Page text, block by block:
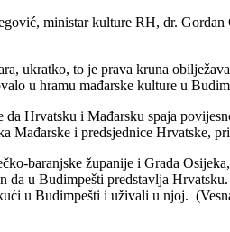
ministar kulture RH, dr.
ukratko, to je prava kruna
u hramu mađarske kulture u
Hrvatsku i Mađarsku spaja
i predsjednice Hrvatske,
baranjske županije i Grada
u Budimpešti predstavlja
u Budimpešti i uživali u njoj.